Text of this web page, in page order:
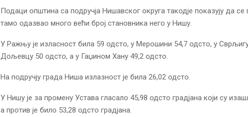
Подаци општина са подручја Нишавског округа такодје показују да
тамо одазвао много већи број становника него у Нишу.
У Ражњу је изласност била 59 одсто, у Мерошини 54,7 одсто, у
Дољевцу 50 одсто, а у Гаџином Хану 49,2 одсто.
На подручју града Ниша излазност је била 26,02 одсто.
У Нишу је за промену Устава гласало 45,98 одсто градјана који су
а против је било 53,28 одсто градјана.